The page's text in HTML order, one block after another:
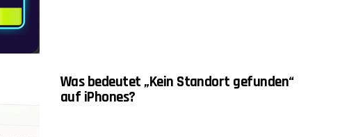
Was bedeutet „Kein Standort gefunden“
auf iPhones?